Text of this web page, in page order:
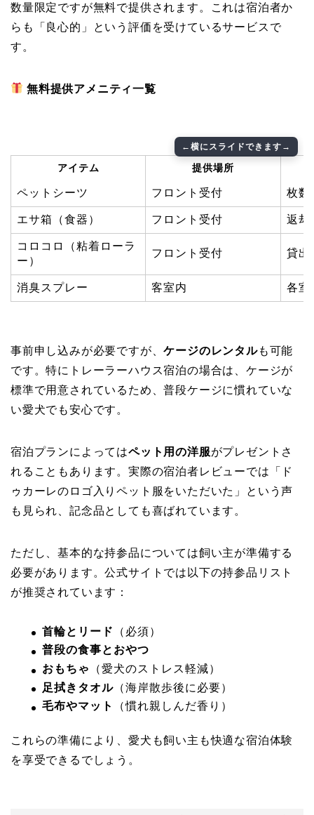
数量限定ですが無料で提供されます。これは宿泊者か
らも「良心的」という評価を受けているサービスで
す。
無料提供アメニティ一覧
アイテム 提供場所
ペットシーツ フロント受付 枚数
エサ箱（食器） フロント受付 返却
コロコロ（粘着ローラ
ー）
フロント受付 貸出
消臭スプレー 客室内 各室
事前申し込みが必要ですが、ケージのレンタルも可能
です。特にトレーラーハウス宿泊の場合は、ケージが
標準で用意されているため、普段ケージに慣れていな
い愛犬でも安心です。
宿泊プランによってはペット用の洋服がプレゼントさ
れることもあります。実際の宿泊者レビューでは「ド
ゥカーレのロゴ入りペット服をいただいた」という声
も見られ、記念品としても喜ばれています。
ただし、基本的な持参品については飼い主が準備する
必要があります。公式サイトでは以下の持参品リスト
が推奨されています：
首輪とリード
（必須）
普段の食事とおやつ
おもちゃ
（愛犬のストレス軽減）
足拭きタオル （海岸散歩後に必要）
毛布やマット
（慣れ親しんだ香り）
これらの準備により、愛犬も飼い主も快適な宿泊体験
を享受できるでしょう。